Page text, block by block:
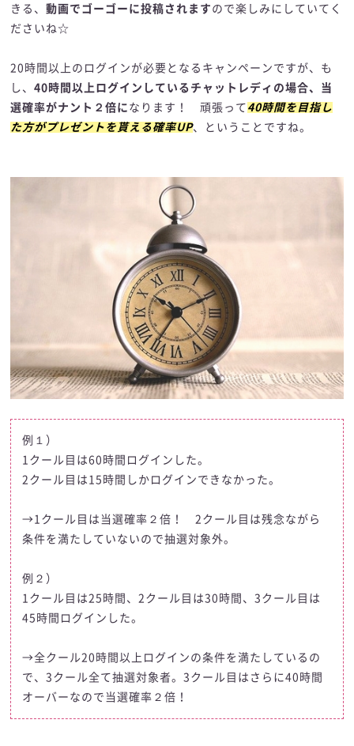
きる、動画でゴーゴーに投稿されます ので楽しみにしていてく
ださいね☆
20時間以上のログインが必要となるキャンペーンですが、も
し、40時間以上ログインしているチャットレディの場合、当
選確率がナント２倍に なります！ 頑張って 40時間を目指し
た方がプレゼントを貰える確率UP、ということですね。
例１）
1クール目は60時間ログインした。
2クール目は15時間しかログインできなかった。
→1クール目は当選確率２倍！ 2クール目は残念ながら
条件を満たしていないので抽選対象外。
例２）
1クール目は25時間、2クール目は30時間、3クール目は
45時間ログインした。
→全クール20時間以上ログインの条件を満たしているの
で、3クール全て抽選対象者。3クール目はさらに40時間
オーバーなので当選確率２倍！